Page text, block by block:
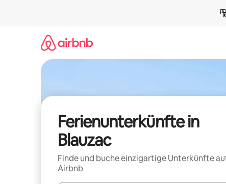
Ferienunterkünfte in
Blauzac
Finde und buche einzigartige Unterkünfte
Airbnb